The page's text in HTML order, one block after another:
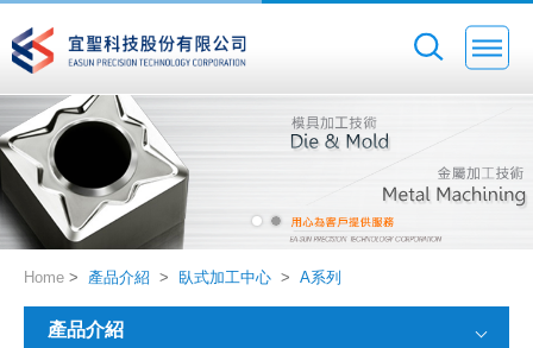
Home > 產品介紹 > 臥式加工中心 > A系列
產品介紹